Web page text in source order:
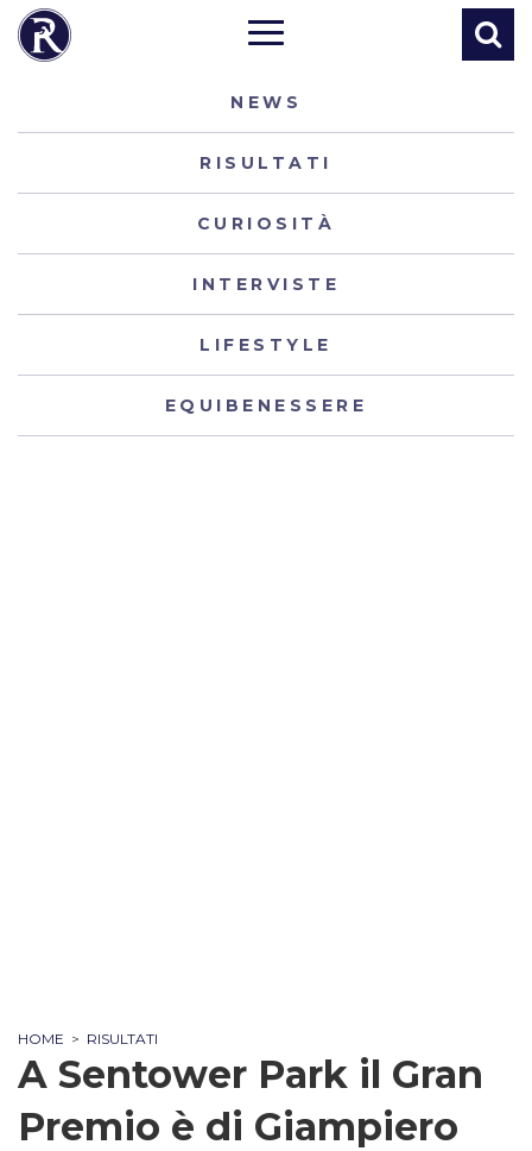
NEWS
RISULTATI
CURIOSITÀ
INTERVISTE
LIFESTYLE
EQUIBENESSERE
HOME > RISULTATI
A Sentower Park il Gran
Premio è di Giampiero